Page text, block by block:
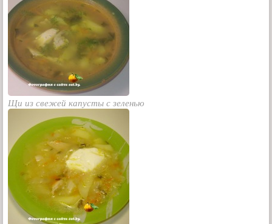
Щи из свежей капусты с зеленью